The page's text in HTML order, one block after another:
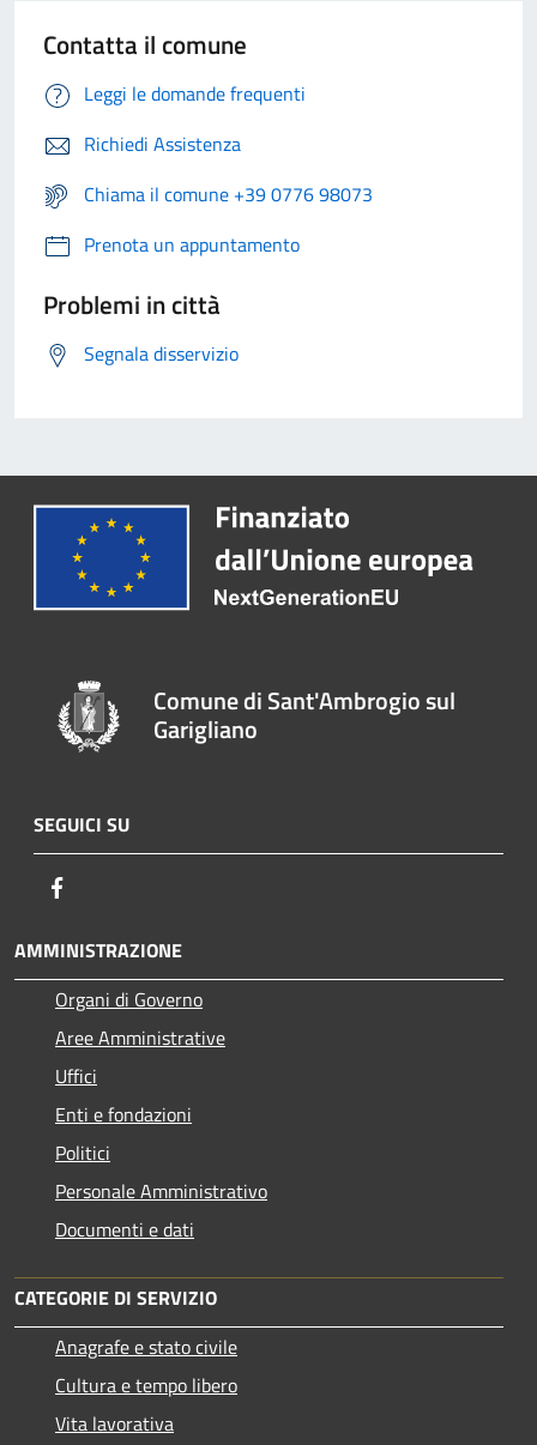
Contatta il comune
Leggi le domande frequenti
Richiedi Assistenza
Chiama il comune +39 0776 98073
Prenota un appuntamento
Problemi in città
Segnala disservizio
Comune di Sant'Ambrogio sul
Garigliano
SEGUICI SU
AMMINISTRAZIONE
Organi di Governo
Aree Amministrative
Uffici
Enti e fondazioni
Politici
Personale Amministrativo
Documenti e dati
CATEGORIE DI SERVIZIO
Anagrafe e stato civile
Cultura e tempo libero
Vita lavorativa